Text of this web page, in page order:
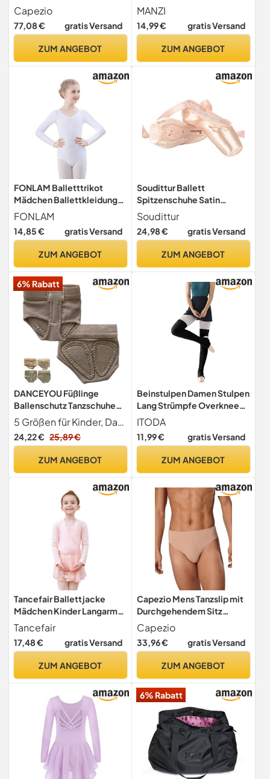
Erwachsene, Weiß, S EU
Capezio
77,08 € gratis Versand
ZUM ANGEBOT
Hautfarbe Tanz Leggings
MANZI
14,99 € gratis Versand
ZUM ANGEBOT
FONLAM Balletttrikot
Mädchen Ballettkleidung
Turnanzug Mädchen
Langarm Gymnastikanzug
Tanztrikot Kinder (9-10
FONLAM
14,85 € gratis Versand
ZUM ANGEBOT
Soudittur Ballett
Spitzenschuhe Satin
Tanzschuhe Rosa Ballerinas
mit Aufgenähten Bändern
und Spitzenschoner für
Soudittur
24,98 € gratis Versand
ZUM ANGEBOT
6% Rabatt
DANCEYOU Füßlinge
Ballenschutz Tanzschuhe
Zehenpolster Schoner
Ballett Trainieren Sport
Zehenschutz für Kinder und
5 Größen für Kinder, Damen und Herren Bitte beachten Sie, dass die Größe des Zehenpolsters nichts mit der Größe Ihrer Schuhe zu tun hat. Die Versionen "Pro" und "Training" haben unterschiedliche Größen. Bitte messen Sie den Umfang 5cm hinter dem Zeh, wie auf dem Bild gezeigt.
24,22 € 25,89 €
ZUM ANGEBOT
Beinstulpen Damen Stulpen
Lang Strümpfe Overknee
Ballettstulpen mit
Fersenloch Stiefelstulpen
Mädchen Beinwärmer
Beinstrümpfe Winter
Tanzen Yoga
ITODA
11,99 € gratis Versand
ZUM ANGEBOT
Tancefair Ballettjacke
Mädchen Kinder Langarm
Ballett Wickeljacke
Baumwollstoff Wärmende
Tanz Ballettjacke
für Mädchen Damen
Tancefair
17,48 € gratis Versand
ZUM ANGEBOT
Capezio Mens Tanzslip mit
Durchgehendem Sitz
Briefs, Nude, X-Large
Capezio
33,96 € gratis Versand
ZUM ANGEBOT
6% Rabatt